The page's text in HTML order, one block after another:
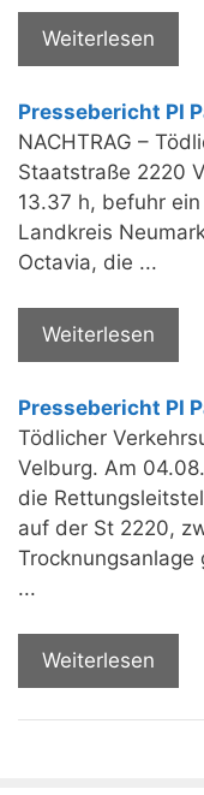
Weiterlesen
Pressebericht PI
NACHTRAG –
Staatstraße 2220
13.37 h, befuhr
Landkreis
Octavia, die ...
Weiterlesen
Pressebericht PI
Tödlicher
Velburg. Am
die
auf der St 2220,
Trocknungsanlage
...
Weiterlesen